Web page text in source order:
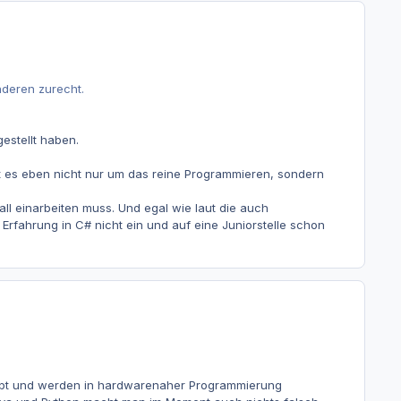
zurecht.
haben.
eben nicht nur um das reine Programmieren, sondern
einarbeiten muss. Und egal wie laut die auch
in C# nicht ein und auf eine Juniorstelle schon
und werden in hardwarenaher Programmierung